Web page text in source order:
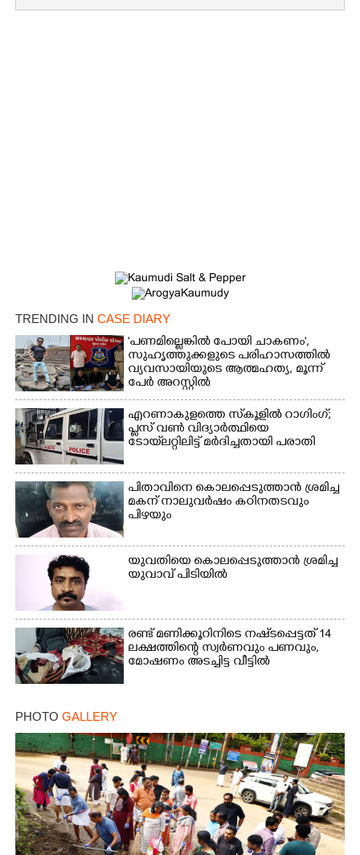
TRENDING IN CASE DIARY
'പണമില്ലെങ്കിൽ പോയി ചാകണം',
സുഹൃത്തുക്കളുടെ പരിഹാസത്തിൽ
വ്യവസായിയുടെ ആത്മഹത്യ, മൂന്ന്
പേർ അറസ്റ്റിൽ
എറണാകുളത്തെ സ്‌കൂളിൽ റാഗിംഗ്;
പ്ലസ് വൺ വിദ്യാർത്ഥിയെ
ടോയ്‌ലറ്റിലിട്ട് മർദിച്ചതായി പരാതി
പിതാവിനെ കൊലപ്പെടുത്താൻ ശ്രമിച്ച
മകന് നാലുവർഷം കഠിനതടവും
പിഴയും
യുവതിയെ കൊലപ്പെടുത്താൻ ശ്രമിച്ച
യുവാവ് പിടിയിൽ
രണ്ട് മണിക്കൂറിനിടെ നഷ്‌ടപ്പെട്ടത് 14
ലക്ഷത്തിന്റെ സ്വർണവും പണവും,
മോഷണം അടച്ചിട്ട വീട്ടിൽ
PHOTO GALLERY